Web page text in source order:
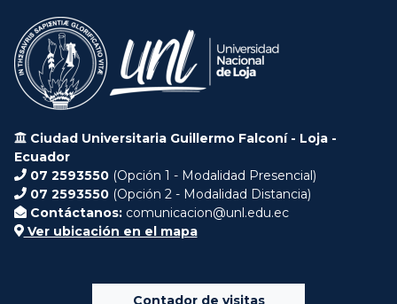
Ciudad Universitaria Guillermo Falconí - Loja -
Ecuador
07 2593550 (Opción 1 - Modalidad Presencial)
07 2593550 (Opción 2 - Modalidad Distancia)
Contáctanos: comunicacion@unl.edu.ec
Ver ubicación en el mapa
Contador de visitas